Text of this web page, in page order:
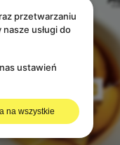
przetwarzaniu
usługi do
ustawień
na wszystkie